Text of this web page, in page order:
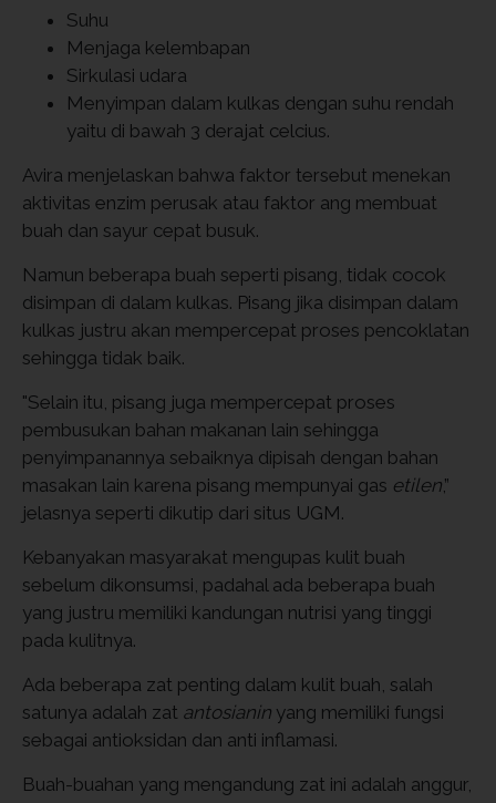
Suhu
Menjaga kelembapan
Sirkulasi udara
Menyimpan dalam kulkas dengan suhu rendah
yaitu di bawah 3 derajat celcius.
Avira menjelaskan bahwa faktor tersebut menekan
aktivitas enzim perusak atau faktor ang membuat
buah dan sayur cepat busuk.
Namun beberapa buah seperti pisang, tidak cocok
disimpan di dalam kulkas. Pisang jika disimpan dalam
kulkas justru akan mempercepat proses pencoklatan
sehingga tidak baik.
"Selain itu, pisang juga mempercepat proses
pembusukan bahan makanan lain sehingga
penyimpanannya sebaiknya dipisah dengan bahan
masakan lain karena pisang mempunyai gas etilen,”
jelasnya seperti dikutip dari situs UGM.
Kebanyakan masyarakat mengupas kulit buah
sebelum dikonsumsi, padahal ada beberapa buah
yang justru memiliki kandungan nutrisi yang tinggi
pada kulitnya.
Ada beberapa zat penting dalam kulit buah, salah
satunya adalah zat antosianin yang memiliki fungsi
sebagai antioksidan dan anti inflamasi.
Buah-buahan yang mengandung zat ini adalah anggur,